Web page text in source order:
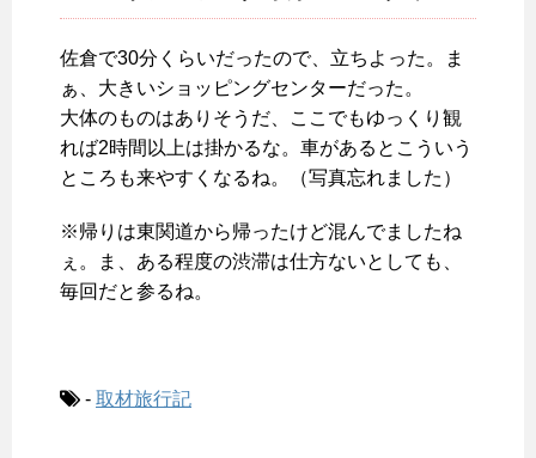
佐倉で30分くらいだったので、立ちよった。ま
ぁ、大きいショッピングセンターだった。
大体のものはありそうだ、ここでもゆっくり観
れば2時間以上は掛かるな。車があるとこういう
ところも来やすくなるね。（写真忘れました）
※帰りは東関道から帰ったけど混んでましたね
ぇ。ま、ある程度の渋滞は仕方ないとしても、
毎回だと参るね。
- 取材旅行記